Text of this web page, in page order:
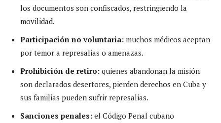
los documentos son confiscados, restringiendo la
movilidad.
Participación no voluntaria: muchos médicos aceptan
por temor a represalias o amenazas.
Prohibición de retiro: quienes abandonan la misión
son declarados desertores, pierden derechos en Cuba y
sus familias pueden sufrir represalias.
Sanciones penales: el Código Penal cubano